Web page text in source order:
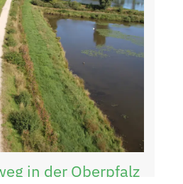
in der Oberpfalz